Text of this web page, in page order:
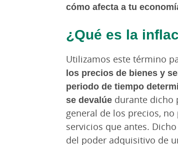
cómo afecta a tu
¿Qué es la
Utilizamos este término
los precios de bienes y
periodo de tiempo
se devalúe durante dicho
general de los precios,
servicios que antes.
del poder adquisitivo de